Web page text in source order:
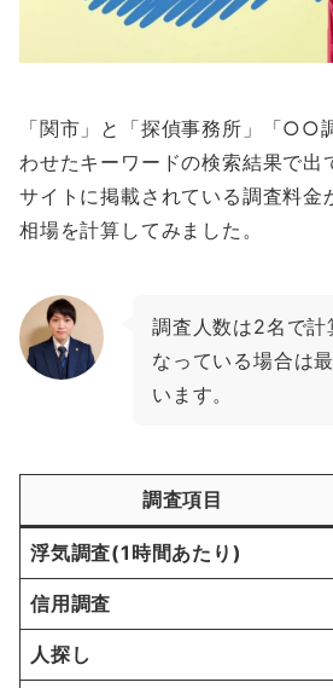
「関市」と「探偵事務所」「○○
わせたキーワードの検索結果で出
サイトに掲載されている調査料金
相場を計算してみました。
調査人数は2名で
なっている場合は
います。
調査項目
浮気調査(1時間あたり)
信用調査
人探し